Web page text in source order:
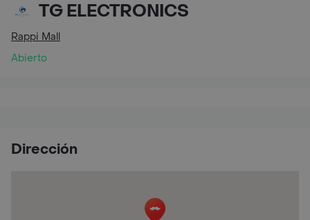
TG ELECTRONICS
Rappi Mall
Abierto
Dirección